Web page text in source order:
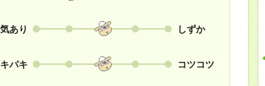
あり しずか
パキ コツコツ